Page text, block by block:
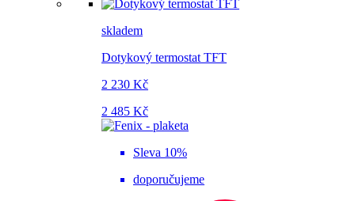
skladem
Dotykový termostat TFT
2 230 Kč
2 485 Kč
Sleva 10%
doporučujeme